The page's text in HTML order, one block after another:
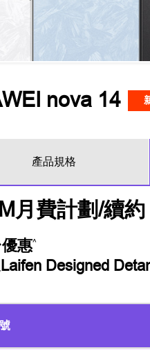
nova 14
產品規格
月費計劃/續
惠^
Designed